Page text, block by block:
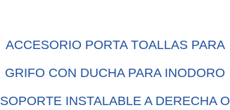
ACCESORIO PORTA TOALLAS PARA
GRIFO CON DUCHA PARA INODORO
SOPORTE INSTALABLE A DERECHA O